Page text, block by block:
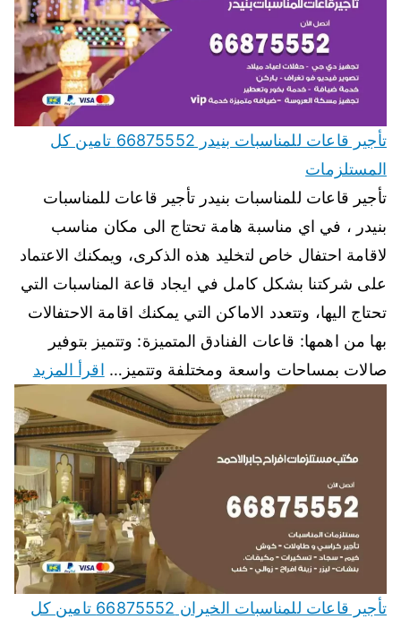
تأجير قاعات للمناسبات بنيدر 66875552 تامين كل
المستلزمات
تأجير قاعات للمناسبات بنيدر تأجير قاعات للمناسبات
بنيدر ، في اي مناسبة هامة تحتاج الى مكان مناسب
لاقامة احتفال خاص لتخليد هذه الذكرى، ويمكنك الاعتماد
على شركتنا بشكل كامل في ايجاد قاعة المناسبات التي
تحتاج اليها، وتتعدد الاماكن التي يمكنك اقامة الاحتفالات
بها من اهمها: قاعات الفنادق المتميزة: وتتميز بتوفير
صالات بمساحات واسعة ومختلفة وتتميز… اقرأ المزيد
تأجير قاعات للمناسبات الخيران 66875552 تامين كل